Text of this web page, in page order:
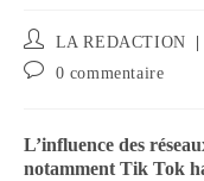
LA REDACTION
0 commentaire
L’influence des
notamment Tik Tok